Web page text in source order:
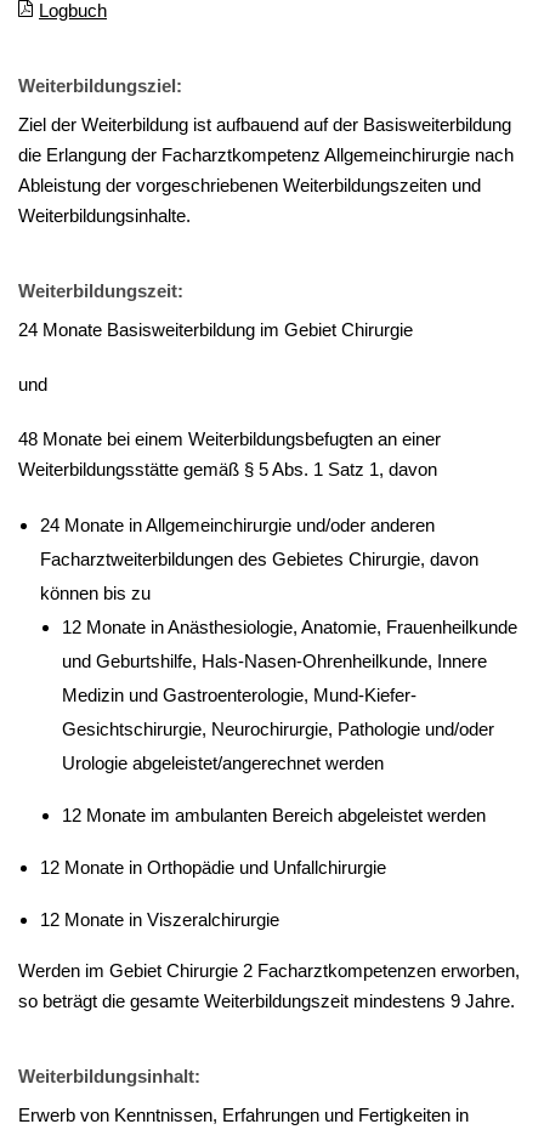
Logbuch
Weiterbildungsziel:
Ziel der Weiterbildung ist aufbauend auf der Basisweiterbildung
die Erlangung der Facharztkompetenz Allgemeinchirurgie nach
Ableistung der vorgeschriebenen Weiterbildungszeiten und
Weiterbildungsinhalte.
Weiterbildungszeit:
24 Monate Basisweiterbildung im Gebiet Chirurgie
und
48 Monate bei einem Weiterbildungsbefugten an einer
Weiterbildungsstätte gemäß § 5 Abs. 1 Satz 1, davon
24 Monate in Allgemeinchirurgie und/oder anderen
Facharztweiterbildungen des Gebietes Chirurgie, davon
können bis zu
12 Monate in Anästhesiologie, Anatomie, Frauenheilkunde
und Geburtshilfe, Hals-Nasen-Ohrenheilkunde, Innere
Medizin und Gastroenterologie, Mund-Kiefer-
Gesichtschirurgie, Neurochirurgie, Pathologie und/oder
Urologie abgeleistet/angerechnet werden
12 Monate im ambulanten Bereich abgeleistet werden
12 Monate in Orthopädie und Unfallchirurgie
12 Monate in Viszeralchirurgie
Werden im Gebiet Chirurgie 2 Facharztkompetenzen erworben,
so beträgt die gesamte Weiterbildungszeit mindestens 9 Jahre.
Weiterbildungsinhalt:
Erwerb von Kenntnissen, Erfahrungen und Fertigkeiten in